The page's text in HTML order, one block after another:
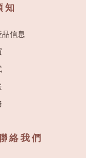
知
信息
絡我們